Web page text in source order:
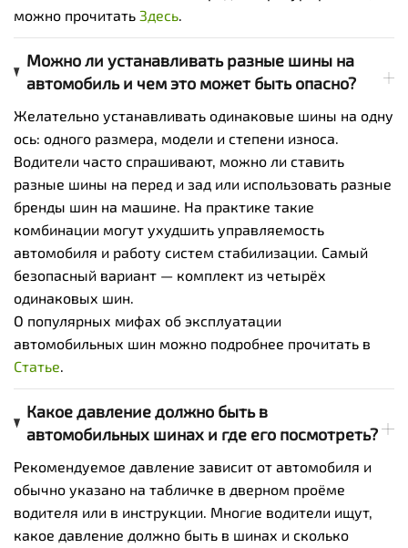
можно прочитать Здесь.
Можно ли устанавливать разные шины на
автомобиль и чем это может быть опасно?
Желательно устанавливать одинаковые шины на одну
ось: одного размера, модели и степени износа.
Водители часто спрашивают, можно ли ставить
разные шины на перед и зад или использовать разные
бренды шин на машине. На практике такие
комбинации могут ухудшить управляемость
автомобиля и работу систем стабилизации. Самый
безопасный вариант — комплект из четырёх
одинаковых шин.
О популярных мифах об эксплуатации
автомобильных шин можно подробнее прочитать в
Статье.
Какое давление должно быть в
автомобильных шинах и где его посмотреть?
Рекомендуемое давление зависит от автомобиля и
обычно указано на табличке в дверном проёме
водителя или в инструкции. Многие водители ищут,
какое давление должно быть в шинах и сколько